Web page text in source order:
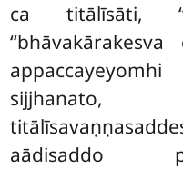
ca titālīsāti,
sijjhanato,
aādisaddo